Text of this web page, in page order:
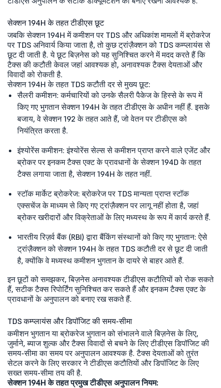
सेक्शन 194H के तहत टीडीएस छूट
जबकि सेक्शन 194H में कमीशन पर TDS और अधिकांश मामलों में ब्रोकरेज
पर TDS अनिवार्य किया जाता है, तो कुछ ट्रांज़ैक्शन को TDS कम्प्लायंस से
छूट दी जाती है. ये छूट बिज़नेस को यह सुनिश्चित करने में मदद करते हैं कि
टैक्स की कटौती केवल जहां आवश्यक हो, अनावश्यक टैक्स देयताओं और
विवादों को रोकती है.
सेक्शन 194H के तहत TDS कटौती दर से मुख्य छूट:
सैलरी कमीशन: कर्मचारियों को उनके सैलरी पैकेज के हिस्से के रूप में
किए गए भुगतान सेक्शन 194H के तहत टीडीएस के अधीन नहीं हैं. इसके
बजाय, वे सेक्शन 192 के तहत आते हैं, जो वेतन पर टीडीएस को
नियंत्रित करता है.
इंश्योरेंस कमीशन: इंश्योरेंस सेल्स से कमीशन प्राप्त करने वाले एजेंट और
ब्रोकर पर इनकम टैक्स एक्ट के प्रावधानों के सेक्शन 194D के तहत
टैक्स लगाया जाता है, सेक्शन 194H के तहत नहीं.
स्टॉक मार्केट ब्रोकरेज: ब्रोकरेज पर TDS मान्यता प्राप्त स्टॉक
एक्सचेंज के माध्यम से किए गए ट्रांज़ैक्शन पर लागू नहीं होता है, जहां
ब्रोकर खरीदारों और विक्रेताओं के लिए मध्यस्थ के रूप में कार्य करते हैं.
भारतीय रिज़र्व बैंक (RBI) द्वारा बैंकिंग संस्थानों को किए गए भुगतान: ऐसे
ट्रांज़ैक्शन को सेक्शन 194H के तहत TDS कटौती दर से छूट दी जाती
है, क्योंकि वे मध्यस्थ कमीशन भुगतान के दायरे से बाहर आते हैं.
इन छूटों को समझकर, बिज़नेस अनावश्यक टीडीएस कटौतियों को रोक सकते
हैं, सटीक टैक्स रिपोर्टिंग सुनिश्चित कर सकते हैं और इनकम टैक्स एक्ट के
प्रावधानों के अनुपालन को बनाए रख सकते हैं.
TDS कम्प्लायंस और डिपॉजिट की समय-सीमा
कमीशन भुगतान या ब्रोकरेज भुगतान को संभालने वाले बिज़नेस के लिए,
जुर्माने, ब्याज शुल्क और टैक्स विवादों से बचने के लिए टीडीएस डिपॉजिट की
समय-सीमा का समय पर अनुपालन आवश्यक है. टैक्स देयताओं को तुरंत
सेटल करने के लिए सरकार ने टीडीएस कटौतियों और डिपॉजिट के लिए
सख्त समय-सीमा तय की है.
सेक्शन 194H के तहत प्रमुख टीडीएस अनुपालन नियम: